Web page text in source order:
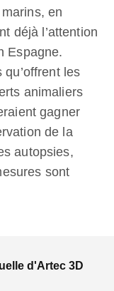
en
déjà l’attention
Espagne.
les
animaliers
gagner
de la
autopsies,
sont
d'Artec 3D